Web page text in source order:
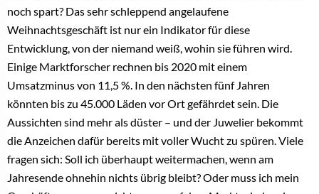
noch spart? Das sehr schleppend angelaufene
Weihnachtsgeschäft ist nur ein Indikator für diese
Entwicklung, von der niemand weiß, wohin sie führen wird.
Einige Marktforscher rechnen bis 2020 mit einem
Umsatzminus von 11,5 %. In den nächsten fünf Jahren
könnten bis zu 45.000 Läden vor Ort gefährdet sein. Die
Aussichten sind mehr als düster – und der Juwelier bekommt
die Anzeichen dafür bereits mit voller Wucht zu spüren. Viele
fragen sich: Soll ich überhaupt weitermachen, wenn am
Jahresende ohnehin nichts übrig bleibt? Oder muss ich mein